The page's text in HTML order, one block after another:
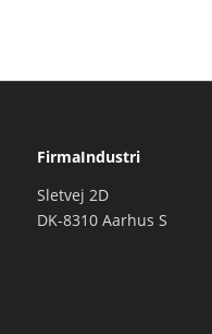
FirmaIndustri
Sletvej 2D
DK-8310 Aarhus S